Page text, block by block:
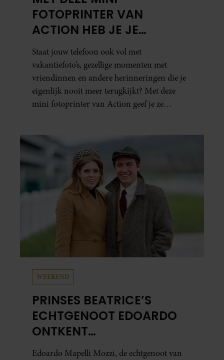
FOTOPRINTER VAN
ACTION HEB JE JE
FAVORIETE FOTO’S BINNEN
ÉÉN MINUUT IN HANDEN
Staat jouw telefoon ook vol met
vakantiefoto’s, gezellige momenten met
vriendinnen en andere herinneringen die je
eigenlijk nooit meer terugkijkt? Met deze
mini fotoprinter van Action geef je ze
al in handen.
WEEKEND
PRINSES BEATRICE’S
ECHTGENOOT EDOARDO
ONTKENT
HUWELIJKSPROBLEMEN
Edoardo Mapelli Mozzi, de echtgenoot van